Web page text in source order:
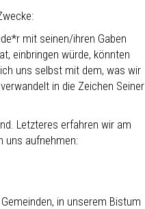
mit seinen/ihren Gaben
einbringen würde, könnten
uns selbst mit dem, was wir
in die Zeichen Seiner
Letzteres erfahren wir am
uns aufnehmen:
in unserem Bistum